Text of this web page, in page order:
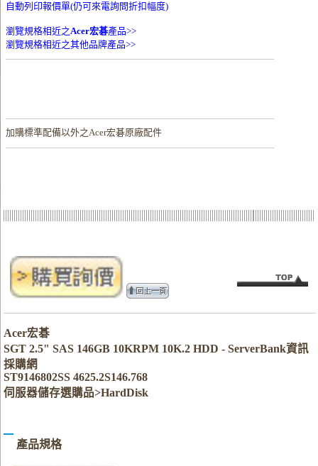
自動列印報價單(仍可來電詢問折扣幅度)
瀏覽規格相近之Acer宏碁產品>>
瀏覽規格相近之其他品牌產品>>
加購標準配備以外之Acer宏碁原廠配件
Acer宏碁
SGT 2.5" SAS 146GB 10KRPM 10K.2 HDD - ServerBank資訊
採購網
ST9146802SS 4625.2S146.768
伺服器儲存選購品>HardDisk
產品規格